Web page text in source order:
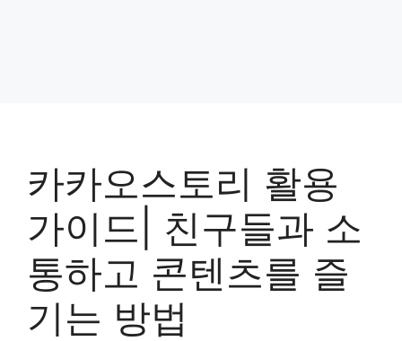
카카오스토리 활용
가이드| 친구들과 소
통하고 콘텐츠를 즐
기는 방법